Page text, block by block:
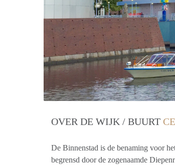
OVER DE WIJK / BUURT
De Binnenstad is de benaming voor
begrensd door de zogenaamde